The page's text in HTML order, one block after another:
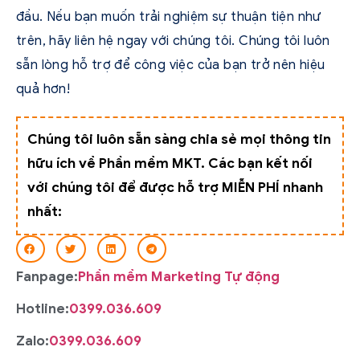
đầu. Nếu bạn muốn trải nghiệm sự thuận tiện như
trên, hãy liên hệ ngay với chúng tôi. Chúng tôi luôn
sẵn lòng hỗ trợ để công việc của bạn trở nên hiệu
quả hơn!
Chúng tôi luôn sẵn sàng chia sẻ mọi thông tin
hữu ích về Phần mềm MKT. Các bạn kết nối
với chúng tôi để được hỗ trợ MIỄN PHÍ nhanh
nhất:
Fanpage:Phần mềm Marketing Tự động
Hotline:0399.036.609
Zalo:0399.036.609